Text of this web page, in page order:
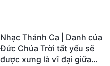
Nhạc Thánh Ca | Danh của
Đức Chúa Trời tất yếu sẽ
được xưng là vĩ đại giữa